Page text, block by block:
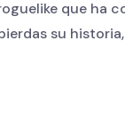
que ha
su